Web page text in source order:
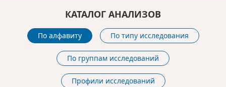
КАТАЛОГ АНАЛИЗОВ
По алфавиту По типу исследования
По группам исследований
Профили исследований